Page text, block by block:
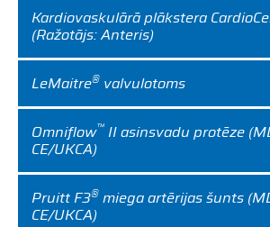
Kardiovaskulārā plākstera
(Ražotājs: Anteris)
LeMaitre® valvulotoms
Omniflow™ II asinsvadu protēze
CE/UKCA)
Pruitt F3® miega artērijas šunts
CE/UKCA)